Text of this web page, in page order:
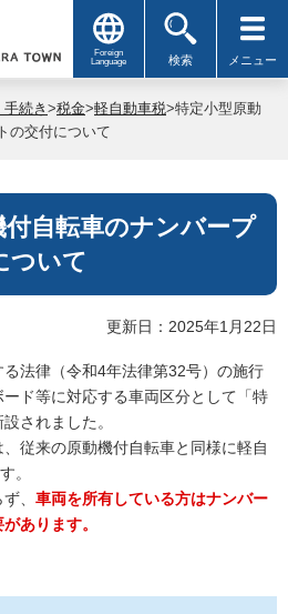
Foreign
Language
検索 メニュー
手続き >税金>軽自動車税>特定小型原動
の交付について
付自転車のナンバープ
ついて
更新日：2025年1月22日
法律（令和4年法律第32号）の施行
ド等に対応する車両区分として「特
されました。
従来の原動機付自転車と同様に軽自
。
、 車両を所有している方はナンバー
あります。